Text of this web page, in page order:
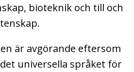
bioteknik och till och
är avgörande eftersom
universella språket för